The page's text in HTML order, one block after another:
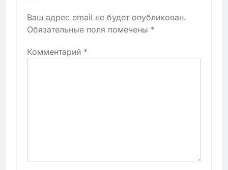
Ваш адрес email не будет опубликован.
Обязательные поля помечены *
Комментарий *